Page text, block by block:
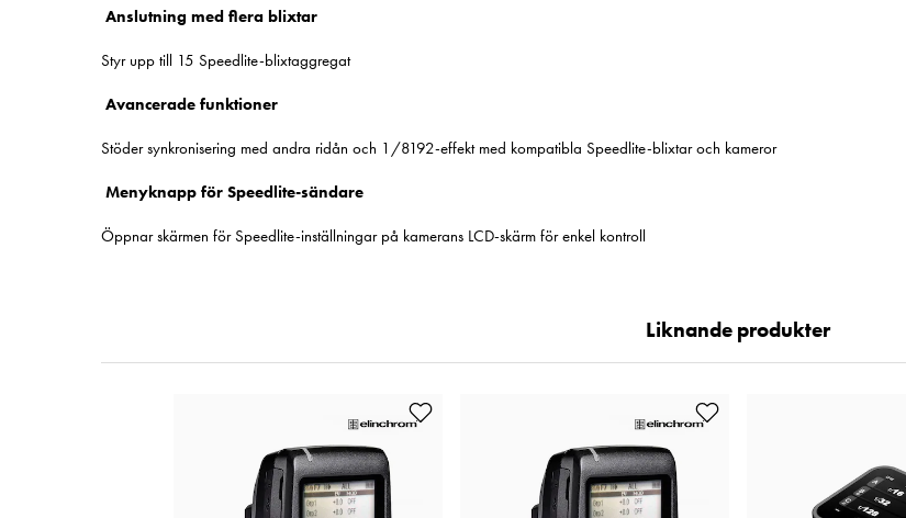
Anslutning med flera blixtar
Styr upp till 15 Speedlite-blixtaggregat
Avancerade funktioner
Stöder synkronisering med andra ridån och 1/8192-effekt med kompatibla Speedlite-blixtar och kameror
Menyknapp för Speedlite-sändare
Öppnar skärmen för Speedlite-inställningar på kamerans LCD-skärm för enkel kontroll
Liknande produkter